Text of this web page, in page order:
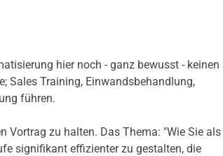
hier noch - ganz bewusst - keinen
Sales Training, Einwandsbehandlung,
führen.
Vortrag zu halten. Das Thema: "Wie Sie als
signifikant effizienter zu gestalten, die